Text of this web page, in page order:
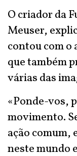
O criador da
Meuser,
contou com o
que também
várias das
«Ponde-vos,
movimento.
ação comum,
neste mundo